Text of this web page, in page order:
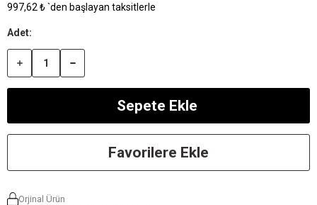
997,62 ₺`den başlayan taksitlerle
Favorilere Ekle
Orjinal Ürün